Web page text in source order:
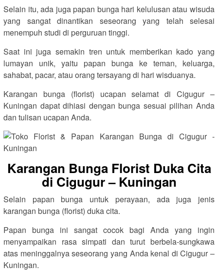
Selain itu, ada juga papan bunga hari kelulusan atau wisuda
yang sangat dinantikan seseorang yang telah selesai
menempuh studi di perguruan tinggi.
Saat ini juga semakin tren untuk memberikan kado yang
lumayan unik, yaitu papan bunga ke teman, keluarga,
sahabat, pacar, atau orang tersayang di hari wisduanya.
Karangan bunga (florist) ucapan selamat di Cigugur –
Kuningan dapat dihiasi dengan bunga sesuai pilihan Anda
dan tulisan ucapan Anda.
Karangan Bunga Florist Duka Cita
di Cigugur – Kuningan
Selain papan bunga untuk perayaan, ada juga jenis
karangan bunga (florist) duka cita.
Papan bunga ini sangat cocok bagi Anda yang ingin
menyampaikan rasa simpati dan turut berbela-sungkawa
atas meninggalnya seseorang yang Anda kenal di Cigugur –
Kuningan.